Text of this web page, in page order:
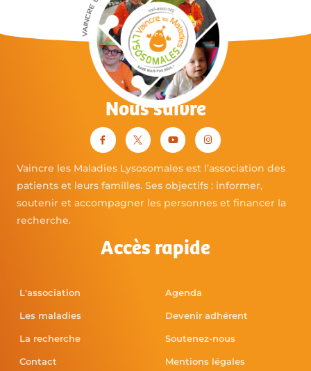
Nous suivre
Vaincre les Maladies Lysosomales est l’association des
patients et leurs familles. Ses objectifs : informer,
soutenir et accompagner les personnes et financer la
recherche.
Accès rapide
L'association
Les maladies
La recherche
Contact
Agenda
Devenir adhérent
Soutenez-nous
Mentions légales